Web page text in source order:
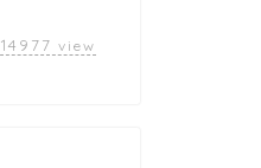
14977 view